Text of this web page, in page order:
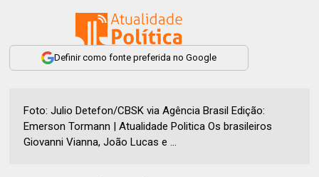
Definir como fonte preferida no Google
Foto: Julio Detefon/CBSK via Agência Brasil Edição:
Emerson Tormann | Atualidade Politica Os brasileiros
Giovanni Vianna, João Lucas e ...